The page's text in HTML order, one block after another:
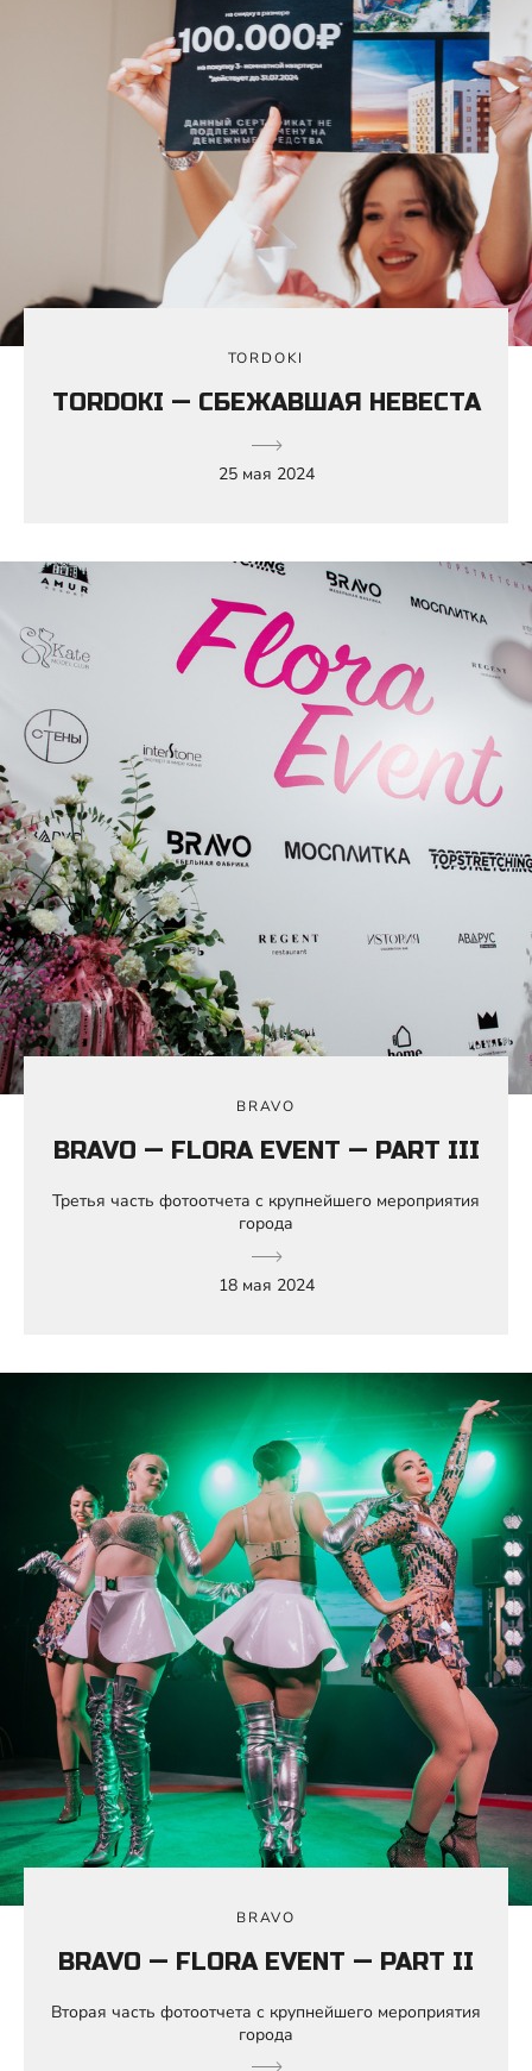
TORDOKI
TORDOKI — СБЕЖАВШАЯ НЕВЕСТА
25 мая 2024
BRAVO
BRAVO — FLORA EVENT — PART III
Третья часть фотоотчета с крупнейшего мероприятия
города
18 мая 2024
BRAVO
BRAVO — FLORA EVENT — PART II
Вторая часть фотоотчета с крупнейшего мероприятия
города